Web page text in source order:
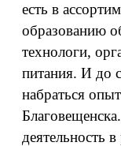
есть в
образованию
технологи,
питания. И до
набраться
деятельность